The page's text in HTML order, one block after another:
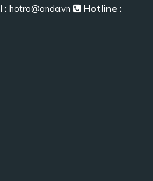
: hotro@anda.vn Hotline :